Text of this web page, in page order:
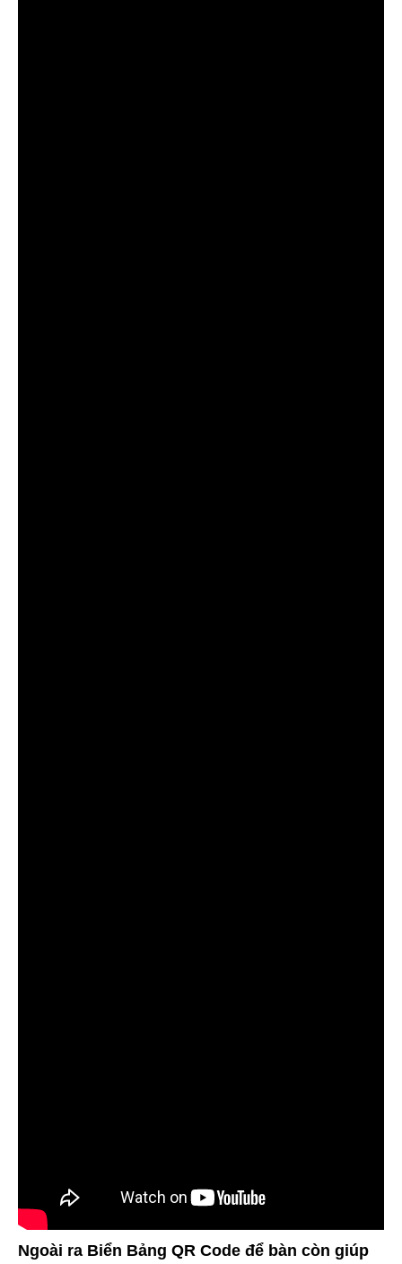
Ngoài ra Biển Bảng QR Code để bàn còn giúp